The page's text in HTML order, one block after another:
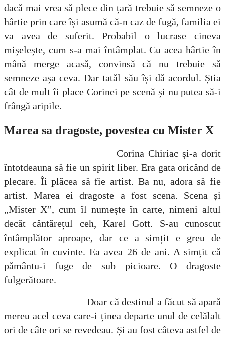
dacă mai vrea să plece din țară trebuie să semneze o
hârtie prin care își asumă că-n caz de fugă, familia ei
va avea de suferit. Probabil o lucrase cineva
mișelește, cum s-a mai întâmplat. Cu acea hârtie în
mână merge acasă, convinsă că nu trebuie să
semneze așa ceva. Dar tatăl său își dă acordul. Știa
cât de mult îi place Corinei pe scenă și nu putea să-i
frângă aripile.
Marea sa dragoste, povestea cu Mister X
Corina Chiriac și-a dorit
întotdeauna să fie un spirit liber. Era gata oricând de
plecare. Îi plăcea să fie artist. Ba nu, adora să fie
artist. Marea ei dragoste a fost scena. Scena și
„Mister X”, cum îl numește în carte, nimeni altul
decât cântărețul ceh, Karel Gott. S-au cunoscut
întâmplător aproape, dar ce a simțit e greu de
explicat în cuvinte. Ea avea 26 de ani. A simțit că
pământu-i fuge de sub picioare. O dragoste
fulgerătoare.
Doar că destinul a făcut să apară
mereu acel ceva care-i ținea departe unul de celălalt
ori de câte ori se revedeau. Și au fost câteva astfel de